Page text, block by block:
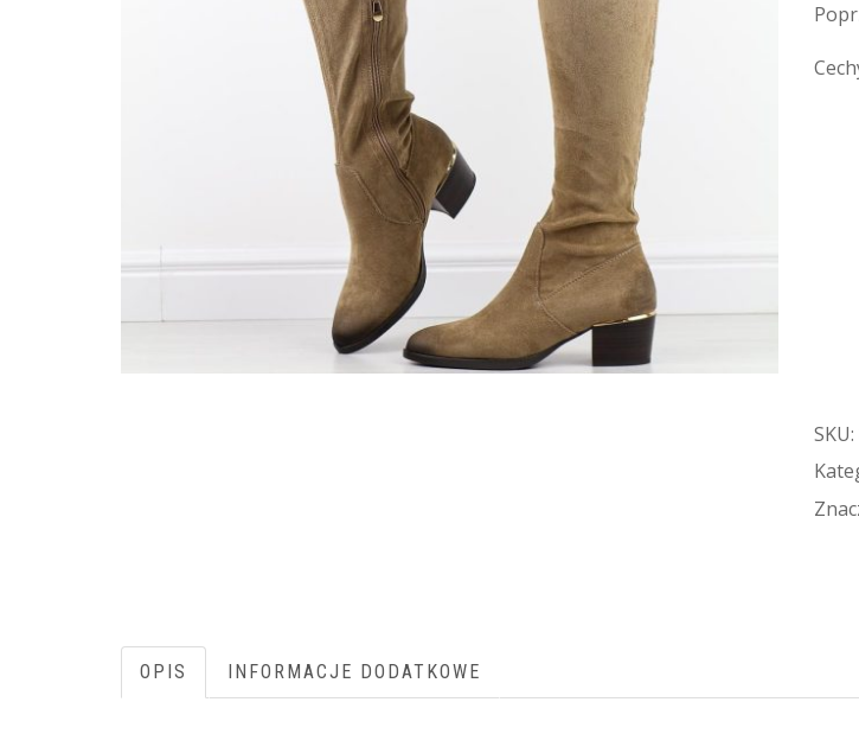
SKU:
OPIS INFORMACJE DODATKOWE